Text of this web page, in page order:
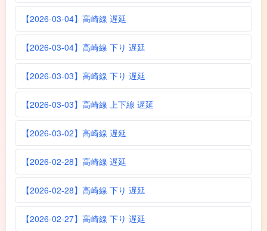
【2026-03-04】高崎線 遅延
【2026-03-04】高崎線 下り 遅延
【2026-03-03】高崎線 下り 遅延
【2026-03-03】高崎線 上下線 遅延
【2026-03-02】高崎線 遅延
【2026-02-28】高崎線 遅延
【2026-02-28】高崎線 下り 遅延
【2026-02-27】高崎線 下り 遅延